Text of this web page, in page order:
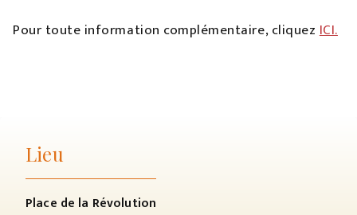
Pour toute information complémentaire, cliquezICI.
Lieu
Place de la Révolution